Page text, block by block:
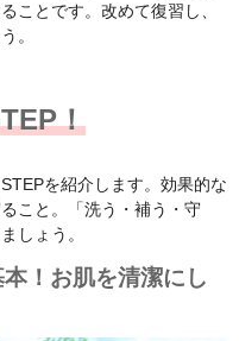
ことです。改めて復習し、
。
！
を紹介します。効果的な
こと。「洗う・補う・守
しょう。
！お肌を清潔にし